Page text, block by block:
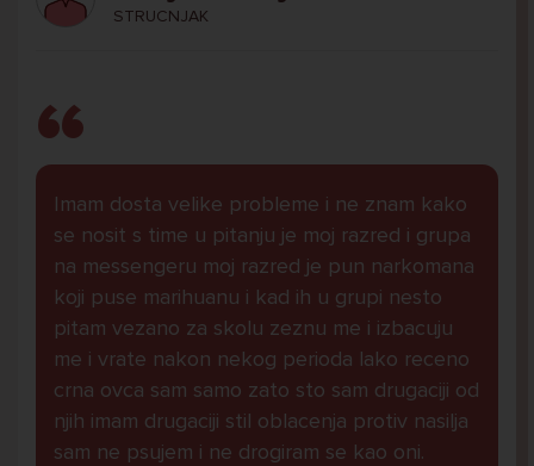
STRUCNJAK
Imam dosta velike probleme i ne znam kako
se nosit s time u pitanju je moj razred i grupa
na messengeru moj razred je pun narkomana
koji puse marihuanu i kad ih u grupi nesto
pitam vezano za skolu zeznu me i izbacuju
me i vrate nakon nekog perioda lako receno
crna ovca sam samo zato sto sam drugaciji od
njih imam drugaciji stil oblacenja protiv nasilja
sam ne psujem i ne drogiram se kao oni.